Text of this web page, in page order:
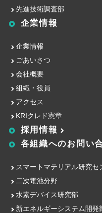
先進技術調査部
企業情報
企業情報
ごあいさつ
会社概要
組織・役員
アクセス
KRIクレド憲章
採用情報
各組織へのお問い
スマートマテリアル研究セ
二次電池分野
水素デバイス研究部
新エネルギーシステム開発